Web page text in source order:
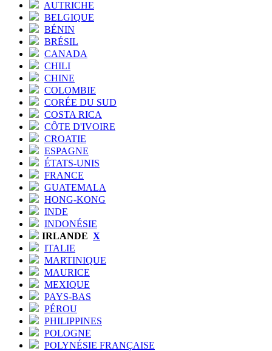
AUTRICHE
BELGIQUE
BÉNIN
BRÉSIL
CANADA
CHILI
CHINE
COLOMBIE
CORÉE DU SUD
COSTA RICA
CÔTE D'IVOIRE
CROATIE
ESPAGNE
ÉTATS-UNIS
FRANCE
GUATEMALA
HONG-KONG
INDE
INDONÉSIE
IRLANDE X
ITALIE
MARTINIQUE
MAURICE
MEXIQUE
PAYS-BAS
PÉROU
PHILIPPINES
POLOGNE
POLYNÉSIE FRANÇAISE